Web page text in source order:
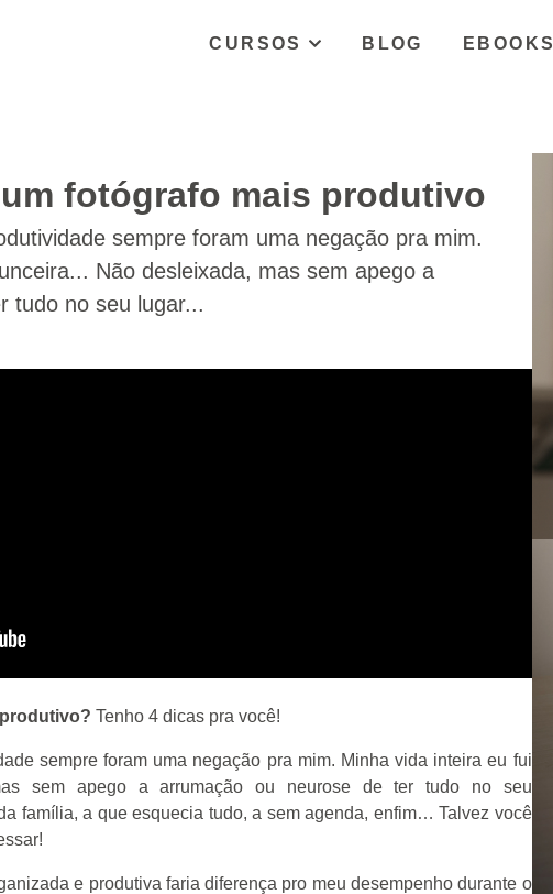
CURSOS BLOG EBOOKS
fotógrafo mais produtivo
sempre foram uma negação pra mim.
Não desleixada, mas sem apego a
tudo no seu lugar...
Tenho 4 dicas pra você!
sempre foram uma negação pra mim. Minha vida inteira eu fui
sem apego a arrumação ou neurose de ter tudo no seu
família, a que esquecia tudo, a sem agenda, enfim… Talvez você
e produtiva faria diferença pro meu desempenho durante o